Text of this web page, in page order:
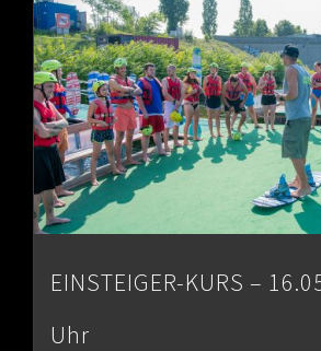
EINSTEIGER-KURS –
Uhr